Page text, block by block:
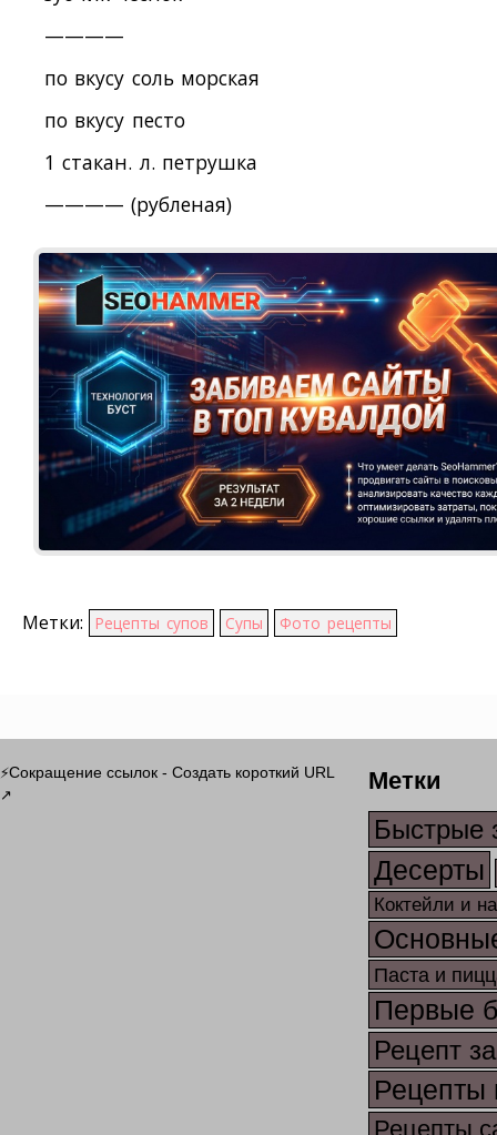
————
по вкусу соль морская
по вкусу песто
1 стакан. л. петрушка
———— (рубленая)
Метки: Рецепты супов Супы Фото рецепты
⚡Сокращение ссылок - Создать короткий URL
↗ Метки
Быстрые
Десерты
Коктейли и
Паста и
Первые
Рецепт
Рецепты
Рецепты